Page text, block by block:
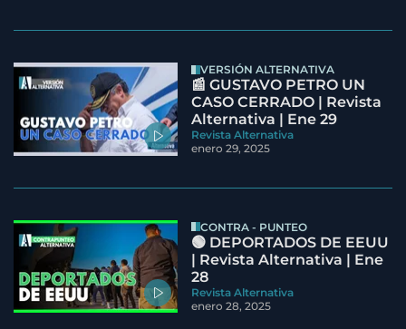
VERSIÓN ALTERNATIVA
📰 GUSTAVO PETRO UN
CASO CERRADO | Revista
Alternativa | Ene 29
Revista Alternativa
enero 29, 2025
CONTRA - PUNTEO
🟢 DEPORTADOS DE EEUU
| Revista Alternativa | Ene
28
Revista Alternativa
enero 28, 2025